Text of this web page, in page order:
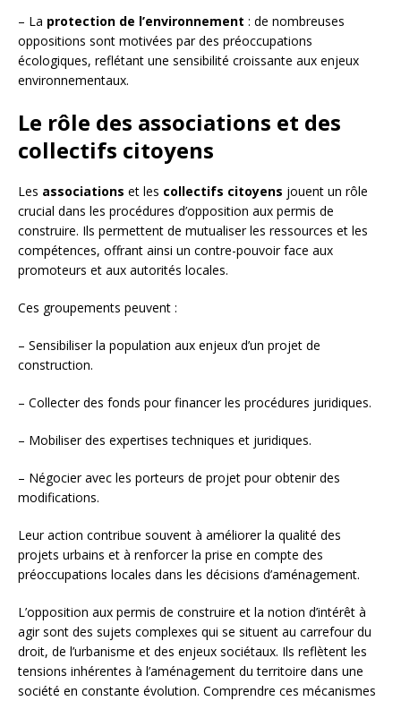
– La protection de l’environnement : de nombreuses
oppositions sont motivées par des préoccupations
écologiques, reflétant une sensibilité croissante aux enjeux
environnementaux.
Le rôle des associations et des
collectifs citoyens
Les associations et les collectifs citoyens jouent un rôle
crucial dans les procédures d’opposition aux permis de
construire. Ils permettent de mutualiser les ressources et les
compétences, offrant ainsi un contre-pouvoir face aux
promoteurs et aux autorités locales.
Ces groupements peuvent :
– Sensibiliser la population aux enjeux d’un projet de
construction.
– Collecter des fonds pour financer les procédures juridiques.
– Mobiliser des expertises techniques et juridiques.
– Négocier avec les porteurs de projet pour obtenir des
modifications.
Leur action contribue souvent à améliorer la qualité des
projets urbains et à renforcer la prise en compte des
préoccupations locales dans les décisions d’aménagement.
L’opposition aux permis de construire et la notion d’intérêt à
agir sont des sujets complexes qui se situent au carrefour du
droit, de l’urbanisme et des enjeux sociétaux. Ils reflètent les
tensions inhérentes à l’aménagement du territoire dans une
société en constante évolution. Comprendre ces mécanismes